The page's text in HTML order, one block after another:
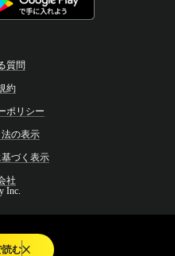
質問
約
ポリシー
の表示
づく表示
社
Inc.
読む